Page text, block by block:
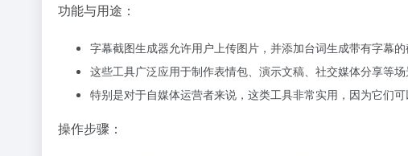
功能与用途：
字幕截图生成器允许用户上传图片，并添加台词生成带有字幕
这些工具广泛应用于制作表情包、演示文稿、社交媒体分享等场
特别是对于自媒体运营者来说，这类工具非常实用，因为它们
操作步骤：